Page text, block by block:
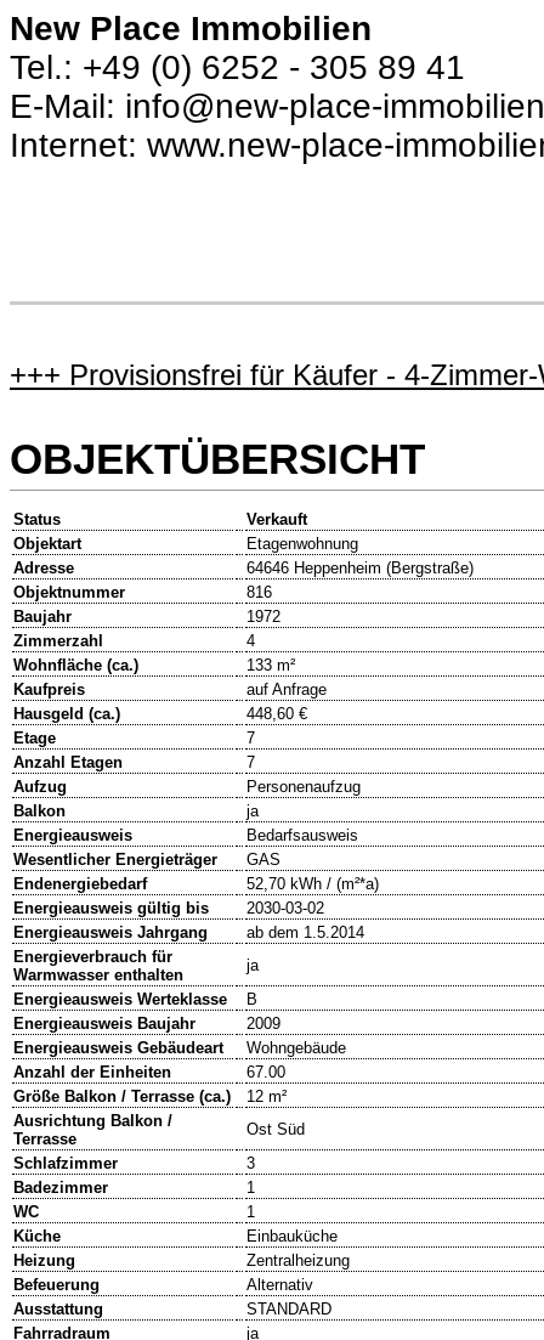
New Place Immobilien
Tel.: +49 (0) 6252 - 305 89 41
E-Mail: info@new-place-
Internet: www.new-place-
+++ Provisionsfrei für Käufer - 4-
OBJEKTÜBERSICHT
Status
Verkauft
Objektart
Etagenwohnung
Adresse
64646 Heppenheim (Bergstraße)
Objektnummer
816
Baujahr
1972
Zimmerzahl
4
Wohnfläche (ca.)
133 m²
Kaufpreis
auf Anfrage
Hausgeld (ca.)
448,60 €
Etage
7
Anzahl Etagen
7
Aufzug
Personenaufzug
Balkon
ja
Energieausweis
Bedarfsausweis
Wesentlicher Energieträger
GAS
Endenergiebedarf
52,70 kWh / (m²*a)
Energieausweis gültig bis
2030-03-02
Energieausweis Jahrgang
ab dem 1.5.2014
Energieverbrauch für
Warmwasser enthalten
ja
Energieausweis Werteklasse
B
Energieausweis Baujahr
2009
Energieausweis Gebäudeart
Wohngebäude
Anzahl der Einheiten
67.00
Größe Balkon / Terrasse (ca.)
12 m²
Ausrichtung Balkon /
Terrasse
Ost Süd
Schlafzimmer
3
Badezimmer
1
WC
1
Küche
Einbauküche
Heizung
Zentralheizung
Befeuerung
Alternativ
Ausstattung
STANDARD
Fahrradraum
ja